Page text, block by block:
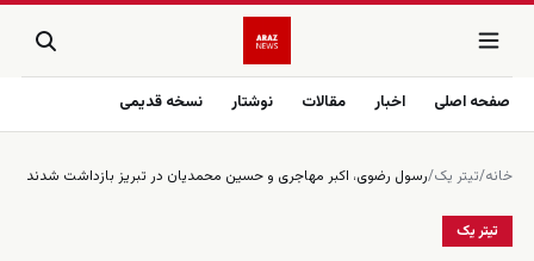
صفحه اصلی اخبار مقالات نوشتار نسخه قدیمی
خانه/تیتر یک/رسول رضوی، اکبر مهاجری و حسین محمدیان در تبریز بازداشت شدند
تیتر یک